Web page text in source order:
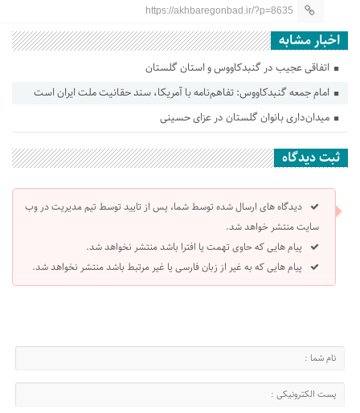
https://akhbaregonbad.ir/?p=8635
اخبار مشابه
اتفاقی عجیب در‌ گنبدکاووس و استان گلستان
امام جمعه گنبدکاووس: تفاهم‌نامه با آمریکا، سند حقانیت ملت ایران است
میدان‌داری بانوان گلستان در عزای حسینی
ثبت دیدگاه
دیدگاه های ارسال شده توسط شما، پس از تایید توسط تیم مدیریت در وب
سایت منتشر خواهد شد.
پیام هایی که حاوی تهمت یا افترا باشد منتشر نخواهد شد.
پیام هایی که به غیر از زبان فارسی یا غیر مرتبط باشد منتشر نخواهد شد.